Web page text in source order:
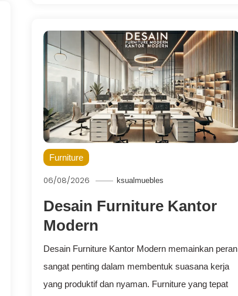
Furniture
06/08/2026 ksualmuebles
Desain Furniture Kantor
Modern
Desain Furniture Kantor Modern memainkan peran
sangat penting dalam membentuk suasana kerja
yang produktif dan nyaman. Furniture yang tepat